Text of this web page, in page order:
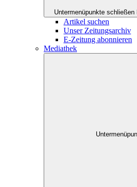
Untermenüpunkte schließen
Artikel suchen
Unser Zeitungsarchiv
E-Zeitung abonnieren
Mediathek